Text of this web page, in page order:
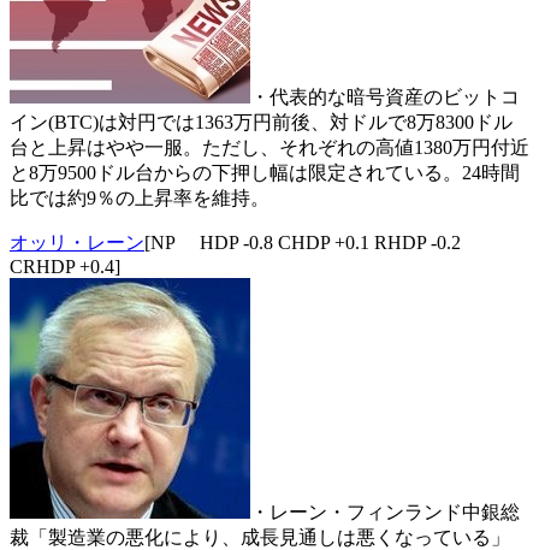
・代表的な暗号資産のビットコ
イン(BTC)は対円では1363万円前後、対ドルで8万8300ドル
台と上昇はやや一服。ただし、それぞれの高値1380万円付近
と8万9500ドル台からの下押し幅は限定されている。24時間
比では約9％の上昇率を維持。
オッリ・レーン[NP HDP -0.8 CHDP +0.1 RHDP -0.2
CRHDP +0.4]
・レーン・フィンランド中銀総
裁「製造業の悪化により、成長見通しは悪くなっている」